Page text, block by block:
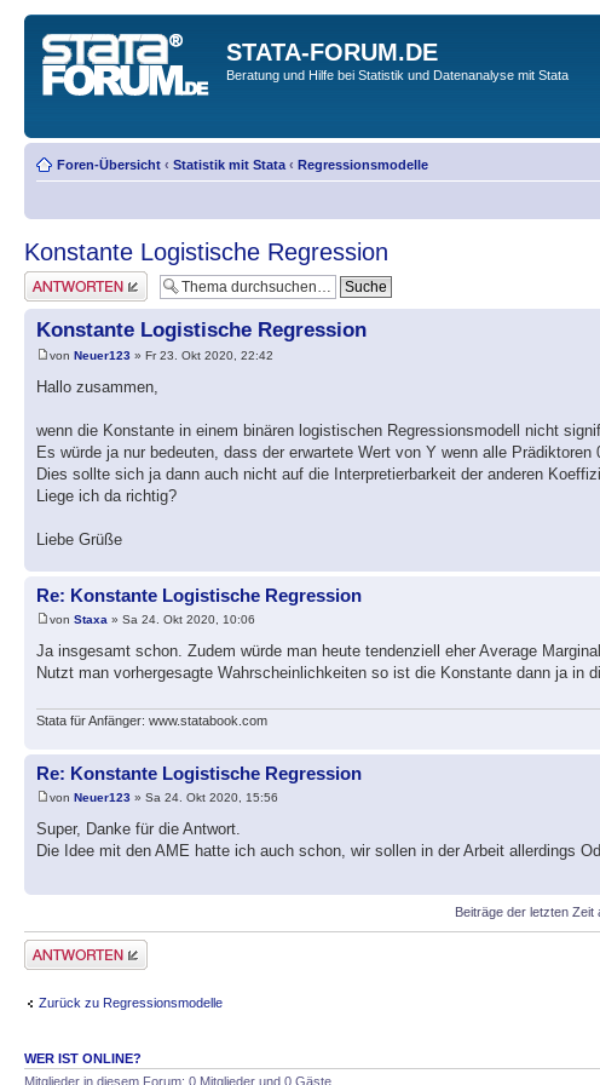
STATA-FORUM.DE
Beratung und Hilfe bei Statistik und Datenanalyse mit Stata
Foren-Übersicht ‹ Statistik mit Stata ‹ Regressionsmodelle
Konstante Logistische Regression
Antwort erstellen
Konstante Logistische Regression
von Neuer123 » Fr 23. Okt 2020, 22:42
Hallo zusammen,
wenn die Konstante in einem binären logistischen Regressionsmodell nicht
Es würde ja nur bedeuten, dass der erwartete Wert von Y wenn alle
Dies sollte sich ja dann auch nicht auf die Interpretierbarkeit der anderen
Liege ich da richtig?
Liebe Grüße
Re: Konstante Logistische Regression
von Staxa » Sa 24. Okt 2020, 10:06
Ja insgesamt schon. Zudem würde man heute tendenziell eher Average
Nutzt man vorhergesagte Wahrscheinlichkeiten so ist die Konstante dann ja in
Stata für Anfänger: www.statabook.com
Re: Konstante Logistische Regression
von Neuer123 » Sa 24. Okt 2020, 15:56
Super, Danke für die Antwort.
Die Idee mit den AME hatte ich auch schon, wir sollen in der Arbeit allerdings
Beiträge der letzten Zeit
Antwort erstellen
Zurück zu Regressionsmodelle
WER IST ONLINE?
Mitglieder in diesem Forum: 0 Mitglieder und 0 Gäste